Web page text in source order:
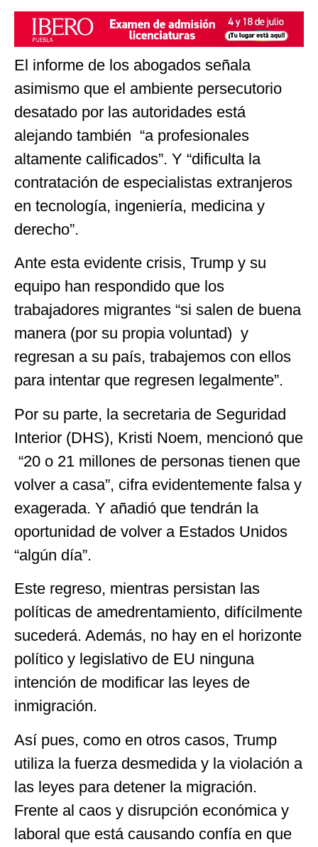
El informe de los abogados señala
asimismo que el ambiente persecutorio
desatado por las autoridades está
alejando también “a profesionales
altamente calificados”. Y “dificulta la
contratación de especialistas extranjeros
en tecnología, ingeniería, medicina y
derecho”.
Ante esta evidente crisis, Trump y su
equipo han respondido que los
trabajadores migrantes “si salen de buena
manera (por su propia voluntad) y
regresan a su país, trabajemos con ellos
para intentar que regresen legalmente”.
Por su parte, la secretaria de Seguridad
Interior (DHS), Kristi Noem, mencionó que
“20 o 21 millones de personas tienen que
volver a casa”, cifra evidentemente falsa y
exagerada. Y añadió que tendrán la
oportunidad de volver a Estados Unidos
“algún día”.
Este regreso, mientras persistan las
políticas de amedrentamiento, difícilmente
sucederá. Además, no hay en el horizonte
político y legislativo de EU ninguna
intención de modificar las leyes de
inmigración.
Así pues, como en otros casos, Trump
utiliza la fuerza desmedida y la violación a
las leyes para detener la migración.
Frente al caos y disrupción económica y
laboral que está causando confía en que